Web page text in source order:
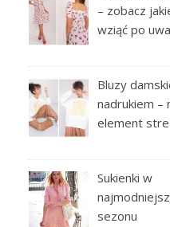
– zobacz
wziąć po
Bluzy
nadrukiem –
element
Sukienki w
sezonu